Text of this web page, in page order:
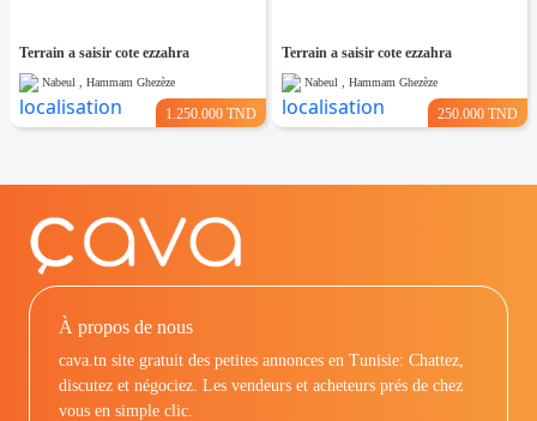
Terrain a saisir cote ezzahra
Nabeul , Hammam Ghezèze
1.250.000 TND
Terrain a saisir cote ezzahra
Nabeul , Hammam Ghezèze
250.000 TND
À propos de nous
cava.tn site gratuit des petites annonces en Tunisie: Chattez,
discutez et négociez. Les vendeurs et acheteurs prés de chez
vous en simple clic.